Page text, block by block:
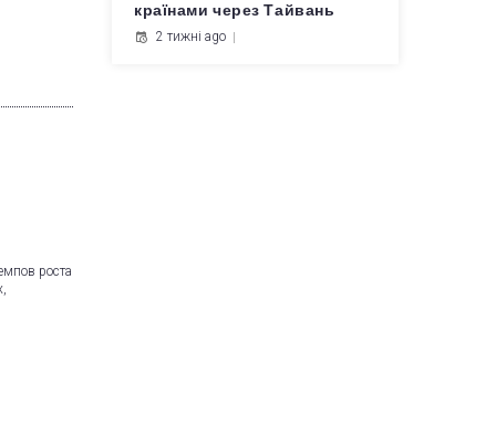
роста
країнами через Тайвань
2 тижні ago